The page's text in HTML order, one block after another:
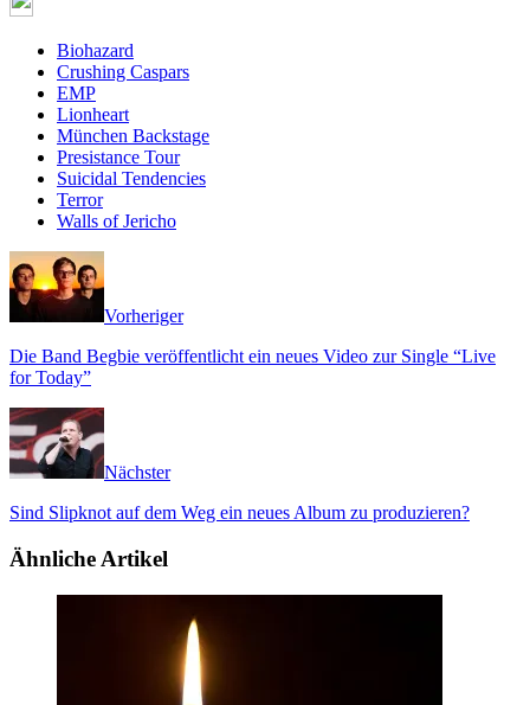
Biohazard
Crushing Caspars
EMP
Lionheart
München Backstage
Presistance Tour
Suicidal Tendencies
Terror
Walls of Jericho
Vorheriger
Die Band Begbie veröffentlicht ein neues Video zur Single “Live
for Today”
Nächster
Sind Slipknot auf dem Weg ein neues Album zu produzieren?
Ähnliche Artikel